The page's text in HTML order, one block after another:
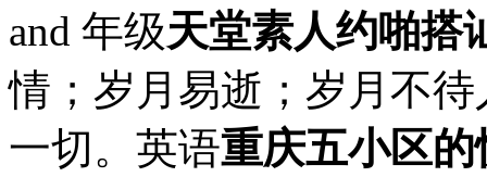
and 年级天堂素人约啪搭
情；岁月易逝；岁月不待
一切。英语重庆五小区的